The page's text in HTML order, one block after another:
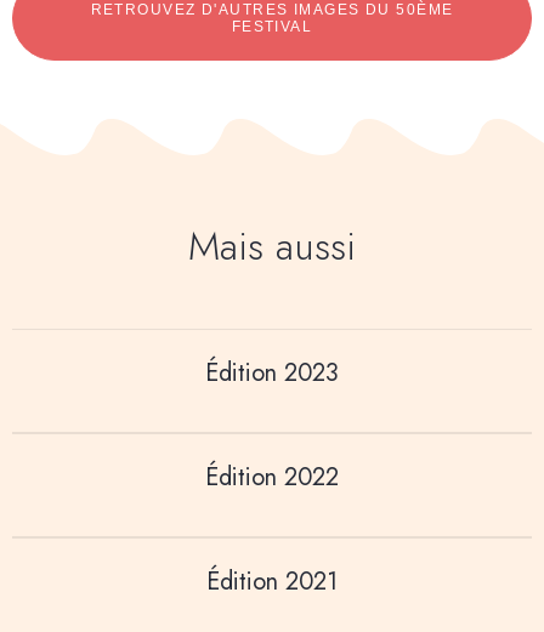
RETROUVEZ D'AUTRES IMAGES DU 50ÈME
FESTIVAL
Mais aussi
Édition 2023
Édition 2022
Édition 2021